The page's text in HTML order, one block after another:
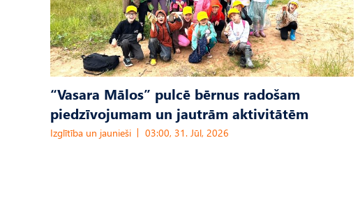
“Vasara Mālos” pulcē bērnus radošam
piedzīvojumam un jautrām aktivitātēm
Izglītība un jaunieši 03:00, 31. Jūl, 2026